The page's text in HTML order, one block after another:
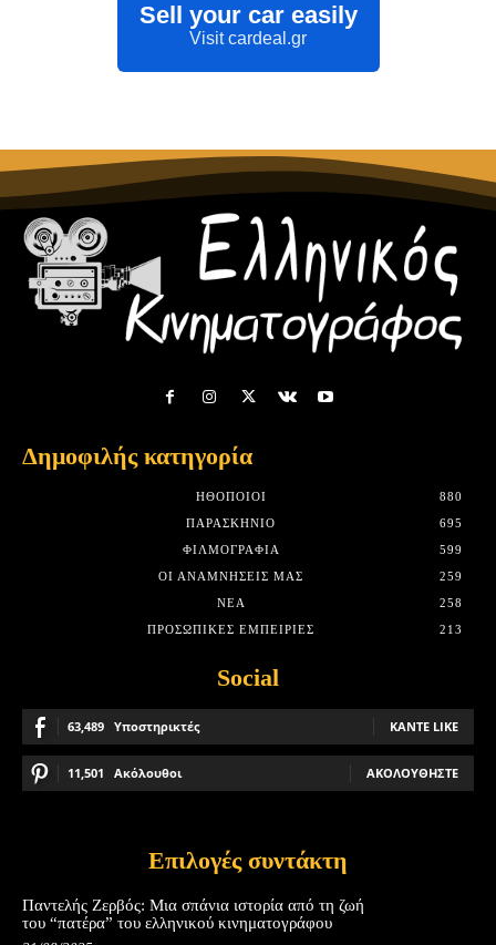
Sell your car easily
Visit cardeal.gr
Δημοφιλής κατηγορία
HΘΟΠΟΙΟΊ
880
ΠΑΡΑΣΚΉΝΙΟ
695
ΦΙΛΜΟΓΡΑΦΊΑ
599
ΟΙ ΑΝΑΜΝΉΣΕΙΣ ΜΑΣ
259
ΝΈΑ
258
ΠΡΟΣΩΠΙΚΈΣ ΕΜΠΕΙΡΊΕΣ
213
Social
63,489 Υποστηρικτές ΚΆΝΤΕ LIKE
11,501 Ακόλουθοι ΑΚΟΛΟΥΘΉΣΤΕ
Επιλογές συντάκτη
Παντελής Ζερβός: Μια σπάνια ιστορία από τη ζωή
του “πατέρα” του ελληνικού κινηματογράφου